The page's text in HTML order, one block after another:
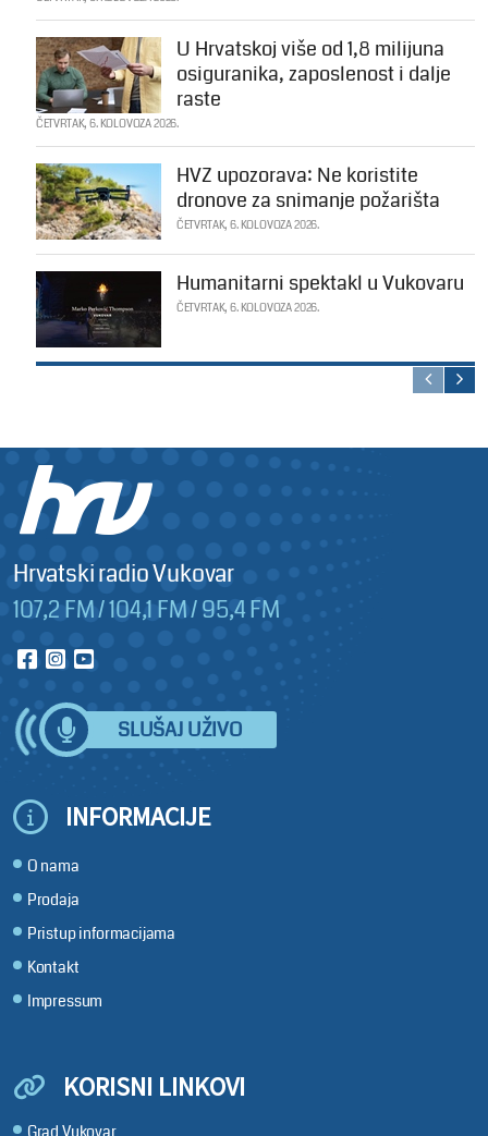
U Hrvatskoj više od 1,8 milijuna
osiguranika, zaposlenost i dalje
raste
ČETVRTAK, 6. KOLOVOZA 2026.
HVZ upozorava: Ne koristite
dronove za snimanje požarišta
ČETVRTAK, 6. KOLOVOZA 2026.
Humanitarni spektakl u Vukovaru
ČETVRTAK, 6. KOLOVOZA 2026.
Hrvatski radio Vukovar
107,2 FM / 104,1 FM / 95,4 FM
SLUŠAJ UŽIVO
INFORMACIJE
O nama
Prodaja
Pristup informacijama
Kontakt
Impressum
KORISNI LINKOVI